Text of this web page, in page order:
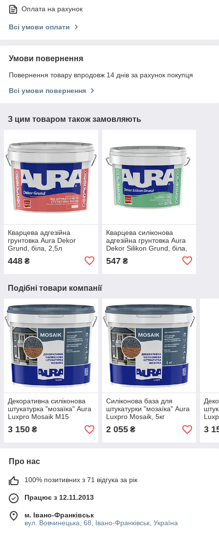
Оплата на рахунок
Всі умови оплати
Умови повернення
Повернення товару впродовж 14 днів за рахунок покупця
Всі умови повернення
З цим товаром також замовляють
Кварцева адгезійна
грунтовка Aura Dekor
Grund, біла, 2,5л
448 ₴
Кварцева силіконова
адгезійна грунтовка Aura
Dekor Silikon Grund, біла,
547₴
Подібні товари компанії
Декоративна силіконова
штукатурка "мозаїка" Aura
Luxpro Mosaik M15
(1,5мм), B210, 15кг
3 150 ₴
Cиліконова база для
штукатурки "мозаїка" Aura
Luxpro Mosaik, 5кг
2 055₴ 3
Про нас
100% позитивних з 71 відгука за рік
Працює з 12.11.2013
м. Івано-Франківськ
вул. Вовчинецька, 68, Івано-Франківськ, Україна